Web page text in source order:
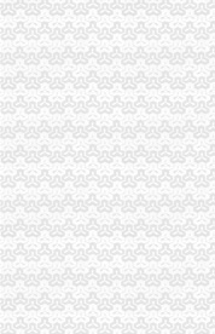
垫江局“四步走”渝中区代办
大足局渝中区工商代办旱救
云局渝中区代办营业执照五
璧山局为个体工商户“参保”
市渝中区代办公司局向万
涪陵局渝中区代办营业执照
秀山局渝中区代办营业执
沙坪坝区人大常委会领导
工商动态
忠县工商局开展“两节”重
梁平县工商局“三大工程”渝
巴南局渝中区代办营业执照
市渝中区代办公司委常委万